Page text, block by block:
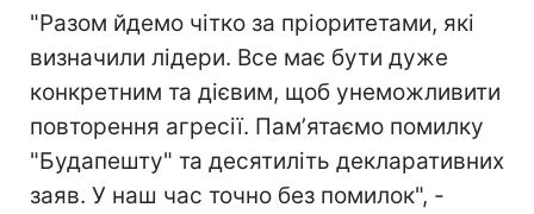
"Разом йдемо чітко за пріоритетами, які
визначили лідери. Все має бути дуже
конкретним та дієвим, щоб унеможливити
повторення агресії. Памʼятаємо помилку
"Будапешту" та десятиліть декларативних
заяв. У наш час точно без помилок", -